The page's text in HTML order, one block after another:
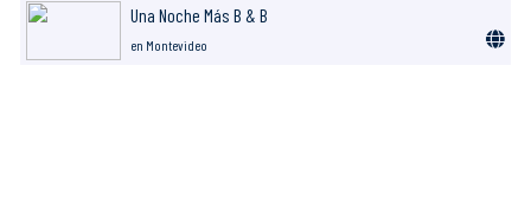
Una Noche Más B & B
en Montevideo